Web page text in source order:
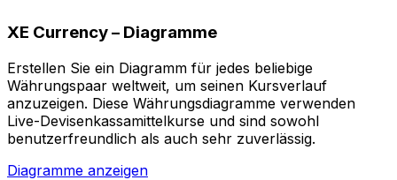
XE Currency – Diagramme
Erstellen Sie ein Diagramm für jedes beliebige
Währungspaar weltweit, um seinen Kursverlauf
anzuzeigen. Diese Währungsdiagramme verwenden
Live-Devisenkassamittelkurse und sind sowohl
benutzerfreundlich als auch sehr zuverlässig.
Diagramme anzeigen